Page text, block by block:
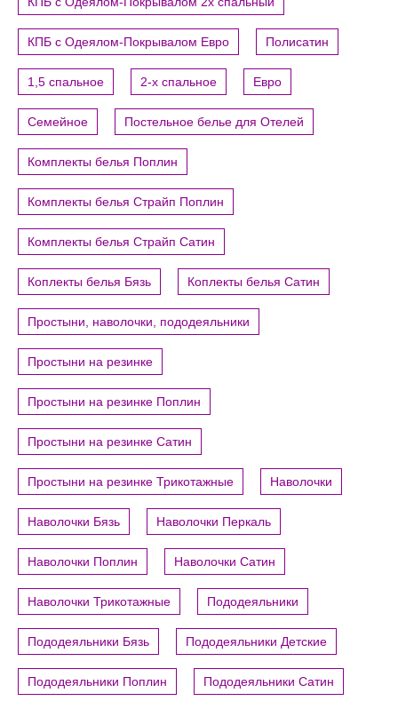
КПБ с Одеялом-Покрывалом Евро Полисатин
1,5 спальное 2-х спальное Евро
Семейное Постельное белье для Отелей
Комплекты белья Поплин
Комплекты белья Страйп Поплин
Комплекты белья Страйп Сатин
Коплекты белья Бязь Коплекты белья Сатин
Простыни, наволочки, пододеяльники
Простыни на резинке
Простыни на резинке Поплин
Простыни на резинке Сатин
Простыни на резинке Трикотажные Наволочки
Наволочки Бязь Наволочки Перкаль
Наволочки Поплин Наволочки Сатин
Наволочки Трикотажные Пододеяльники
Пододеяльники Бязь Пододеяльники Детские
Пододеяльники Поплин Пододеяльники Сатин